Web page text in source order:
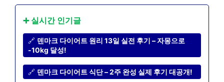
➕ 실시간 인기글
🔗 덴마크 다이어트 원리 13일 실전 후기 – 자몽으로
-10kg 달성!
🔗 덴마크 다이어트 식단 – 2주 완성 실제 후기 대공개!